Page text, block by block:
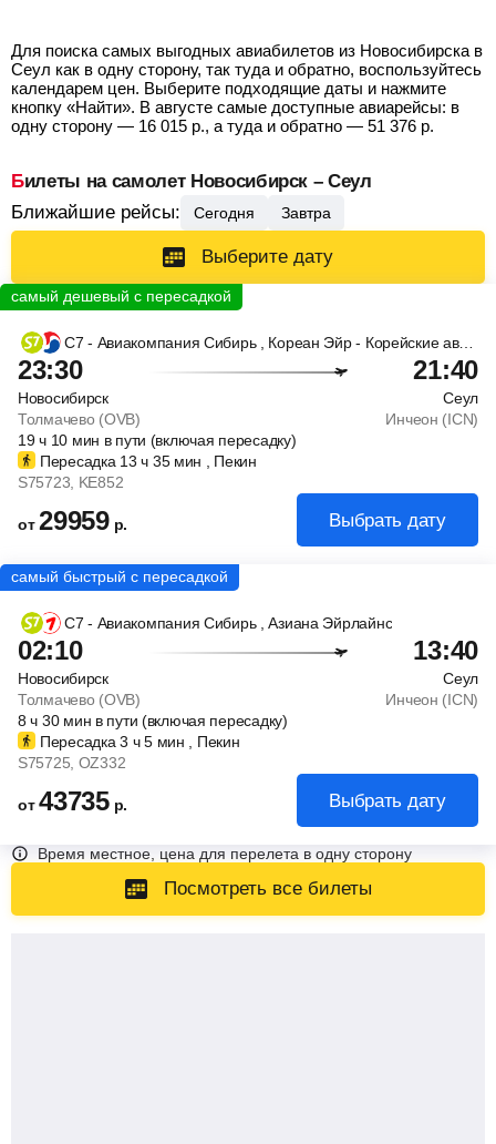
Для поиска самых выгодных авиабилетов из Новосибирска в
Сеул как в одну сторону, так туда и обратно, воспользуйтесь
календарем цен. Выберите подходящие даты и нажмите
кнопку «Найти». В августе самые доступные авиарейсы: в
одну сторону — 16 015 р., а туда и обратно — 51 376 р.
Билеты на самолет Новосибирск – Сеул
Ближайшие рейсы:
Сегодня Завтра
Выберите дату
С7 - Авиакомпания Сибирь , Кореан Эйр - Корейские авиалинии
23:30 21:40
Новосибирск
Сеул
Толмачево (OVB)
Инчеон (ICN)
19ч10 мин в пути (включая пересадку)
Пересадка 13ч 35 мин , Пекин
S75723 , KE852
от29959 р. Выбрать дату
С7 - Авиакомпания Сибирь , Азиана Эйрлайнс
02:10 13:40
Новосибирск
Сеул
Толмачево (OVB)
Инчеон (ICN)
8ч 30 мин в пути (включая пересадку)
Пересадка 3 ч5 мин , Пекин
S75725 , OZ332
от43735 р. Выбрать дату
Время местное, цена для перелета в одну сторону
Посмотреть все билеты